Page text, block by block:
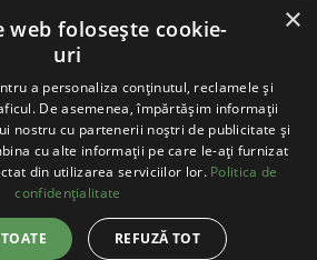
OLTENITEI, NR. 181, POPESTI-
DANUBIANA)
PAYPALSTRIPEMASTERCARD
CASH
- COPYRIGHT 2026 ©TOATE
×
web folosește cookie-
uri
a personaliza conținutul, reclamele și
De asemenea, împărtășim informații
nostru cu partenerii noștri de publicitate și
cu alte informații pe care le-ați furnizat
din utilizarea serviciilor lor. Politica de
confidențialitate
REFUZĂ TOT